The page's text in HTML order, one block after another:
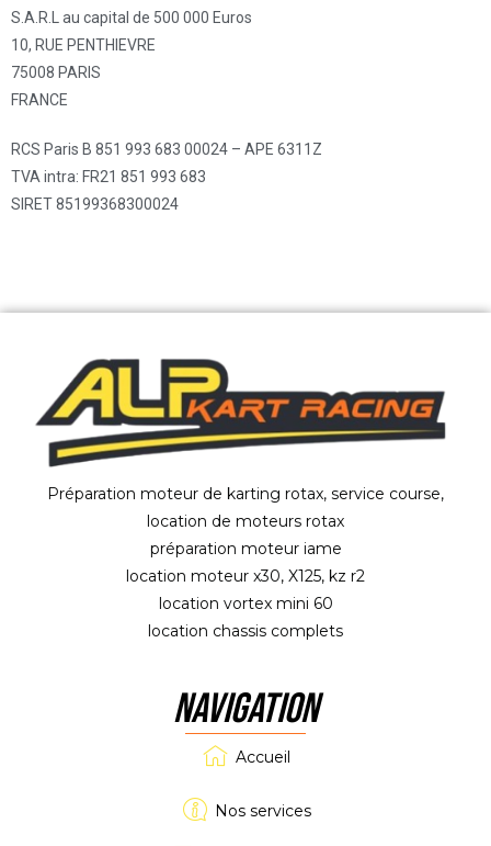
S.A.R.L au capital de 500 000 Euros
10, RUE PENTHIEVRE
75008 PARIS
FRANCE
RCS Paris B 851 993 683 00024 – APE 6311Z
TVA intra: FR21 851 993 683
SIRET 85199368300024
Préparation moteur de karting rotax, service course,
location de moteurs rotax
préparation moteur iame
location moteur x30, X125, kz r2
location vortex mini 60
location chassis complets
NAVIGATION
Accueil
Nos services